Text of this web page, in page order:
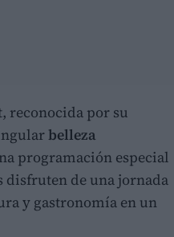
reconocida por su
belleza
programación especial
disfruten de una jornada
y gastronomía en un